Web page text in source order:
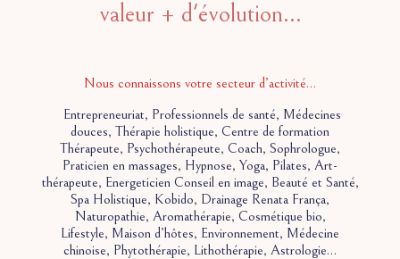
valeur + d'évolution...
Nous connaissons votre secteur d’activité…
Entrepreneuriat, Professionnels de santé, Médecines
douces, Thérapie holistique, Centre de formation
Thérapeute, Psychothérapeute, Coach, Sophrologue,
Praticien en massages, Hypnose, Yoga, Pilates, Art-
thérapeute, Energeticien Conseil en image, Beauté et Santé,
Spa Holistique, Kobido, Drainage Renata França,
Naturopathie, Aromathérapie, Cosmétique bio,
Lifestyle, Maison d’hôtes, Environnement, Médecine
chinoise, Phytothérapie, Lithothérapie, Astrologie…